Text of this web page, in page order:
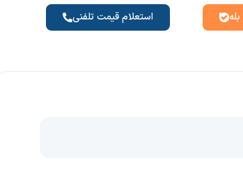
استعلام قیمت تلفنی